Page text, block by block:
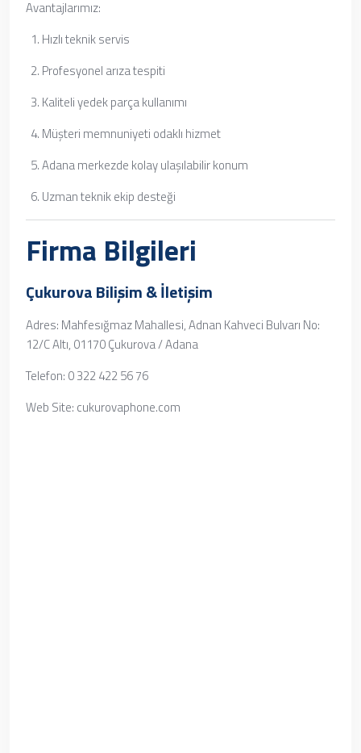
Avantajlarımız:
Hızlı teknik servis
Profesyonel arıza tespiti
Kaliteli yedek parça kullanımı
Müşteri memnuniyeti odaklı hizmet
Adana merkezde kolay ulaşılabilir konum
Uzman teknik ekip desteği
Firma Bilgileri
Çukurova Bilişim & İletişim
Adres: Mahfesığmaz Mahallesi, Adnan Kahveci Bulvarı No:
12/C Altı, 01170 Çukurova / Adana
Telefon: 0 322 422 56 76
Web Site: cukurovaphone.com